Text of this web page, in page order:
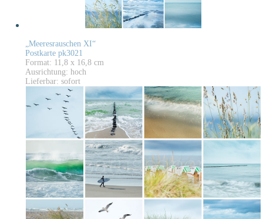
„Meeresrauschen XI“
Postkarte pk3021
Format: 11,8 x 16,8 cm
Ausrichtung: hoch
Lieferbar: sofort